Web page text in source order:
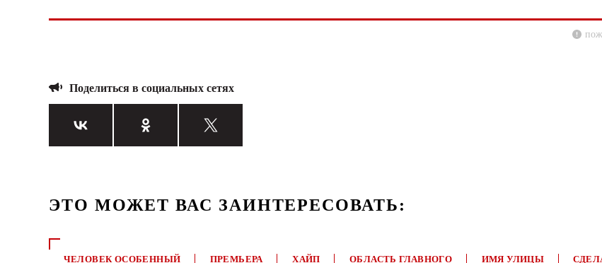
Поделиться в социальных сетях
ЭТО МОЖЕТ ВАС ЗАИНТЕРЕСОВАТЬ:
ЧЕЛОВЕК ОСОБЕННЫЙ ПРЕМЬЕРА ХАЙП ОБЛАСТЬ ГЛАВНОГО ИМЯ УЛИЦЫ